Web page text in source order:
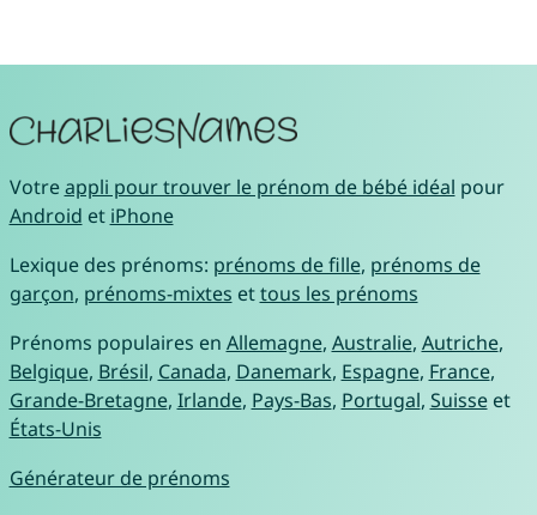
Votreappli pour trouver le prénom de bébé idéal pour
Android et iPhone
Lexique des prénoms: prénoms de fille, prénoms de
garçon, prénoms-mixtes ettous les prénoms
Prénoms populaires en Allemagne, Australie, Autriche,
Belgique, Brésil, Canada, Danemark, Espagne, France,
Grande-Bretagne, Irlande, Pays-Bas, Portugal, Suisseet
États-Unis
Générateur de prénoms